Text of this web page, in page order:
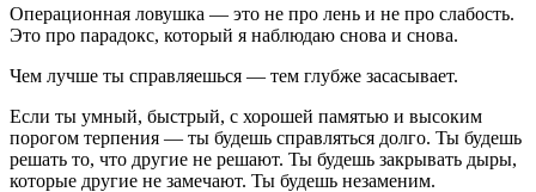
Операционная ловушка — это не про лень и не про слабость.
Это про парадокс, который я наблюдаю снова и снова.
Чем лучше ты справляешься — тем глубже засасывает.
Если ты умный, быстрый, с хорошей памятью и высоким
порогом терпения — ты будешь справляться долго. Ты будешь
решать то, что другие не решают. Ты будешь закрывать дыры,
которые другие не замечают. Ты будешь незаменим.